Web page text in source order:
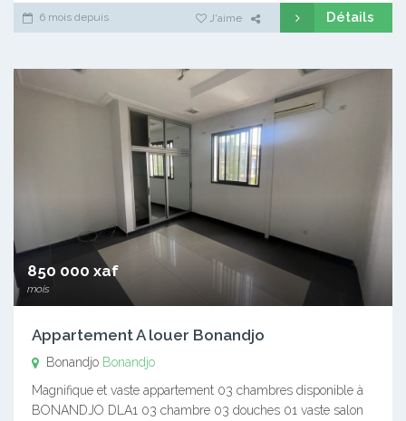
6 mois depuis J'aime Détails
850 000 xaf
mois
Appartement A louer Bonandjo
Bonandjo Bonandjo
Magnifique et vaste appartement 03 chambres disponible à
BONANDJO DLA1 03 chambre 03 douches 01 vaste salon